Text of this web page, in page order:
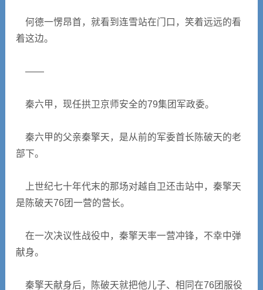
何德一愣昂首，就看到连雪站在门口，笑着远远的看
着这边。
――
秦六甲，现任拱卫京师安全的79集团军政委。
秦六甲的父亲秦擎天，是从前的军委首长陈破天的老
部下。
上世纪七十年代末的那场对越自卫还击站中，秦擎天
是陈破天76团一营的营长。
在一次决议性战役中，秦擎天率一营冲锋，不幸中弹
献身。
秦擎天献身后，陈破天就把他儿子、相同在76团服役